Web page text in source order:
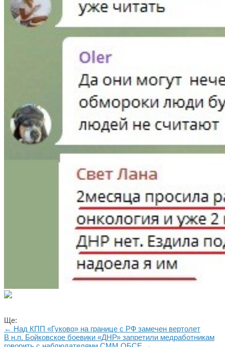
Ще:
← Над КПП «Гуково» на границе с РФ замечен вертолет
В н.п. Бойковское боевики «ДНР» запретили медработникам